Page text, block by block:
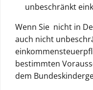
unbeschränkt
Wenn Sie nicht in
auch nicht
bestimmten
dem